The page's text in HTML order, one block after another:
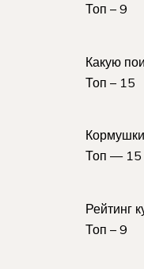
Топ – 9
Какую
Топ – 15
Топ — 15
Рейтинг
Топ – 9